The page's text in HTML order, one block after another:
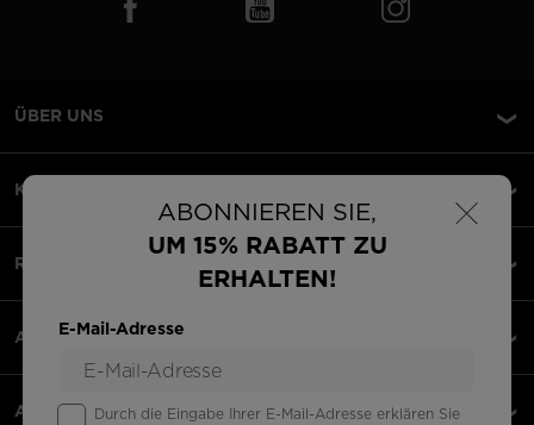
×
ABONNIEREN SIE,
UM 15% RABATT ZU
ERHALTEN!
E-Mail-Adresse
Durch die Eingabe Ihrer E-Mail-Adresse erklären Sie
ÜBER UNS
KUNDENSERVICE
RECHTLICHES
AKZEPTIERTE ZAHLUNGEN
APPS